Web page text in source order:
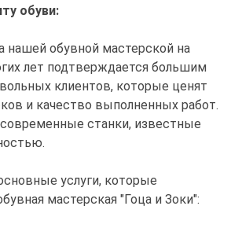
обуви:
нашей обувной мастерской на
лет подтверждается большим
клиентов, которые ценят
и качество выполненных работ.
станки, известные
услуги, которые
мастерская "Гоца и Зоки":